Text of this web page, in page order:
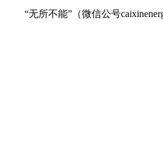
“无所不能”（微信公号